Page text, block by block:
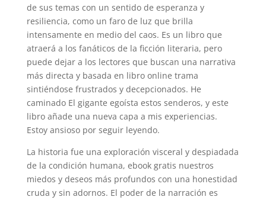
de sus temas con un sentido de esperanza y
resiliencia, como un faro de luz que brilla
intensamente en medio del caos. Es un libro que
atraerá a los fanáticos de la ficción literaria, pero
puede dejar a los lectores que buscan una narrativa
más directa y basada en libro online​ trama
sintiéndose frustrados y decepcionados. He
caminado El gigante egoísta estos senderos, y este
libro añade una nueva capa a mis experiencias.
Estoy ansioso por seguir leyendo.
La historia fue una exploración visceral y despiadada
de la condición humana, ebook gratis nuestros
miedos y deseos más profundos con una honestidad
cruda y sin adornos. El poder de la narración es